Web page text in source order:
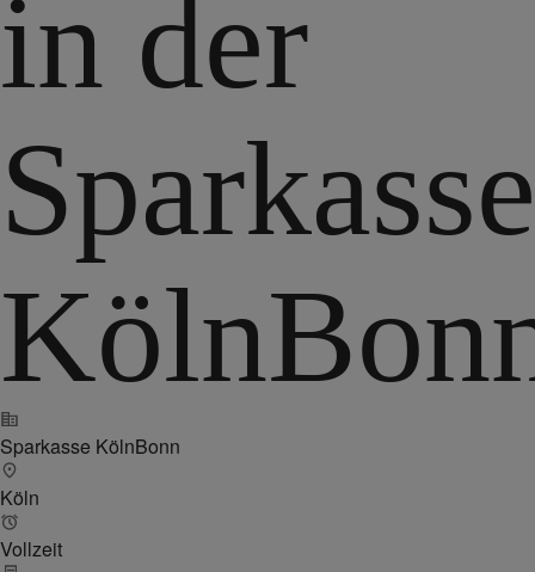
in der
Sparkasse
Sparkasse KölnBonn
Köln
Vollzeit